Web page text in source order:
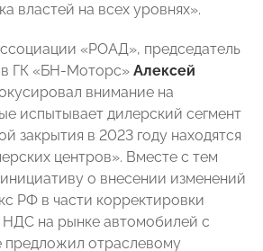
властей на всех уровнях».
«РОАД», председатель
ГК «БН-Моторс» Алексей
внимание на
испытывает дилерский сегмент
закрытия в 2023 году находятся
центров». Вместе с тем
о внесении изменений
РФ в части корректировки
НДС на рынке автомобилей с
предложил отраслевому